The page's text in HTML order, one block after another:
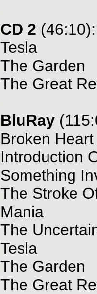
CD 2 (46:10):
Tesla
The Garden
The Great
BluRay
Broken Heart
Introduction
Something
The Stroke
Mania
The
Tesla
The Garden
The Great